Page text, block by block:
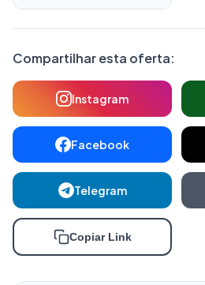
Compartilhar esta oferta:
Instagram
Facebook
Telegram
Copiar Link